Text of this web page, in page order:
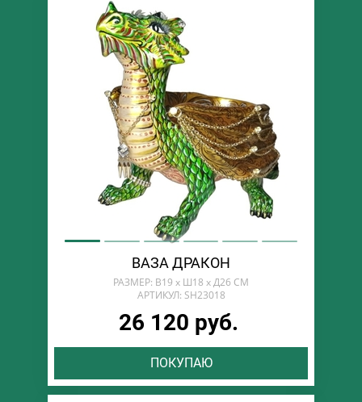
ВАЗА ДРАКОН
РАЗМЕР: В19 х Ш18 х Д26 СМ
АРТИКУЛ: SH23018
26 120 руб.
ПОКУПАЮ